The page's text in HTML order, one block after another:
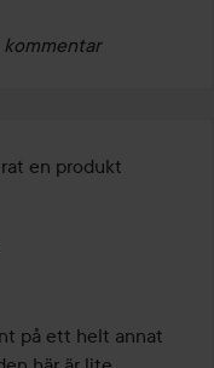
en produkt
på ett helt annat